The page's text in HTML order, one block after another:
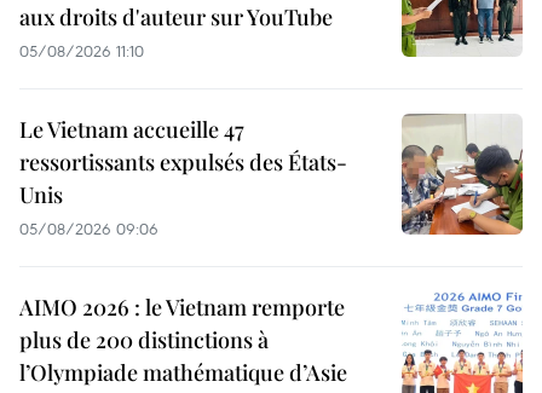
aux droits d'auteur sur YouTube
05/08/2026 11:10
Le Vietnam accueille 47
ressortissants expulsés des États-
Unis
05/08/2026 09:06
AIMO 2026 : le Vietnam remporte
plus de 200 distinctions à
l’Olympiade mathématique d’Asie